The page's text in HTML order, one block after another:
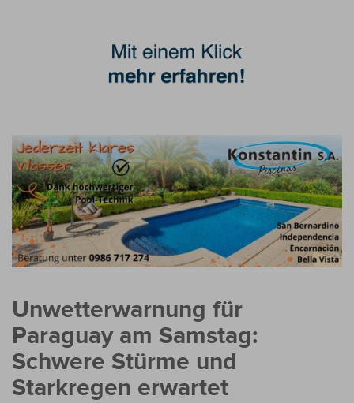
Unwetterwarnung für
Paraguay am Samstag:
Schwere Stürme und
Starkregen erwartet